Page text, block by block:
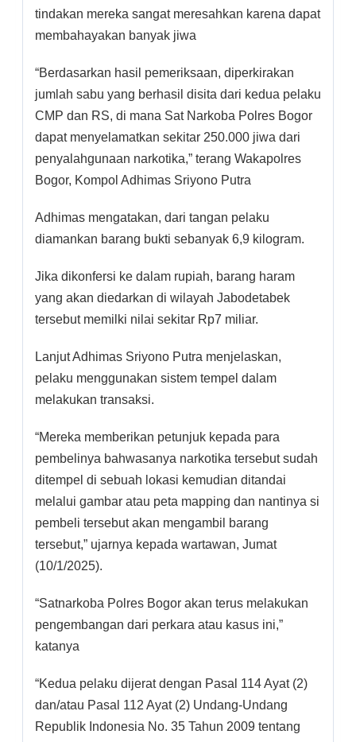
tindakan mereka sangat meresahkan karena dapat
membahayakan banyak jiwa
“Berdasarkan hasil pemeriksaan, diperkirakan
jumlah sabu yang berhasil disita dari kedua pelaku
CMP dan RS, di mana Sat Narkoba Polres Bogor
dapat menyelamatkan sekitar 250.000 jiwa dari
penyalahgunaan narkotika,” terang Wakapolres
Bogor, Kompol Adhimas Sriyono Putra
Adhimas mengatakan, dari tangan pelaku
diamankan barang bukti sebanyak 6,9 kilogram.
Jika dikonfersi ke dalam rupiah, barang haram
yang akan diedarkan di wilayah Jabodetabek
tersebut memilki nilai sekitar Rp7 miliar.
Lanjut Adhimas Sriyono Putra menjelaskan,
pelaku menggunakan sistem tempel dalam
melakukan transaksi.
“Mereka memberikan petunjuk kepada para
pembelinya bahwasanya narkotika tersebut sudah
ditempel di sebuah lokasi kemudian ditandai
melalui gambar atau peta mapping dan nantinya si
pembeli tersebut akan mengambil barang
tersebut,” ujarnya kepada wartawan, Jumat
(10/1/2025).
“Satnarkoba Polres Bogor akan terus melakukan
pengembangan dari perkara atau kasus ini,”
katanya
“Kedua pelaku dijerat dengan Pasal 114 Ayat (2)
dan/atau Pasal 112 Ayat (2) Undang-Undang
Republik Indonesia No. 35 Tahun 2009 tentang